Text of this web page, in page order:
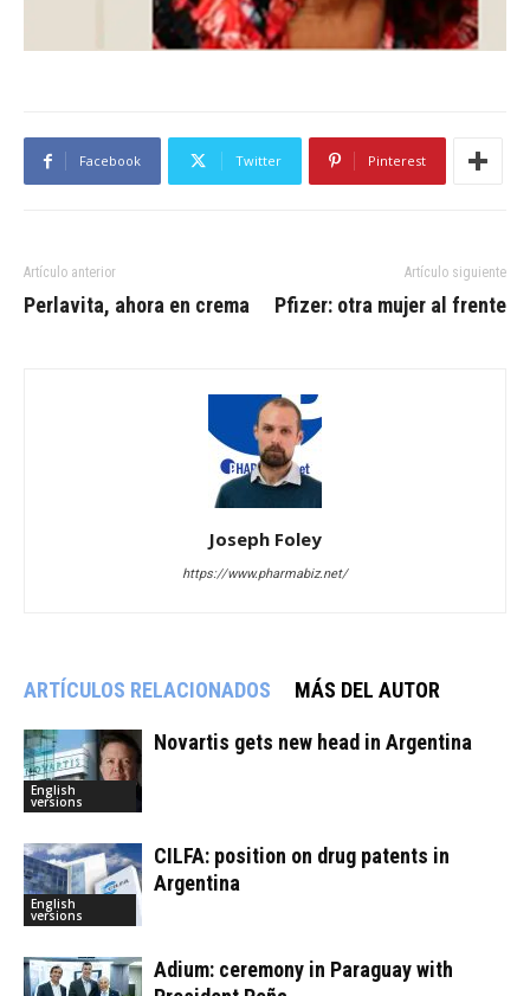
Facebook Twitter Pinterest
Artículo anterior
Perlavita, ahora en crema
Artículo siguiente
Pfizer: otra mujer al frente
Joseph Foley
https://www.pharmabiz.net/
ARTÍCULOS RELACIONADOS MÁS DEL AUTOR
English
versions
Novartis gets new head in Argentina
English
versions
CILFA: position on drug patents in
Argentina
Adium: ceremony in Paraguay with